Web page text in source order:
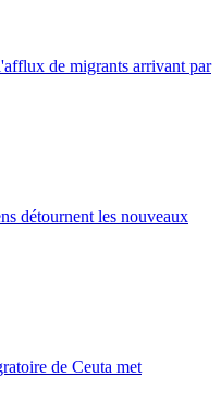
de migrants arrivant par
détournent les nouveaux
de Ceuta met